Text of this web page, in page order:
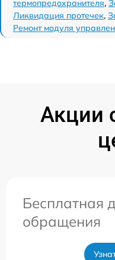
термопредохранителя,
Ликвидация протечек,
Ремонт модуля
Акции
Бесплатная
обращения